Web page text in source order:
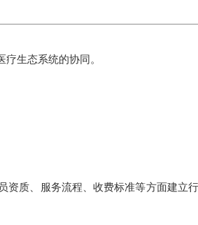
生态系统的协同。
资质、服务流程、收费标准等方面建立